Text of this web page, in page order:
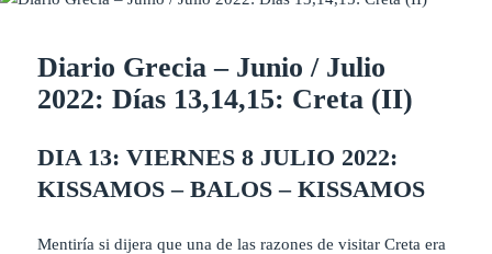
Diario Grecia – Junio / Julio
2022: Días 13,14,15: Creta (II)
DIA 13: VIERNES 8 JULIO 2022:
KISSAMOS – BALOS –KISSAMOS
Mentiría si dijera que una de las razones de visitar Creta era